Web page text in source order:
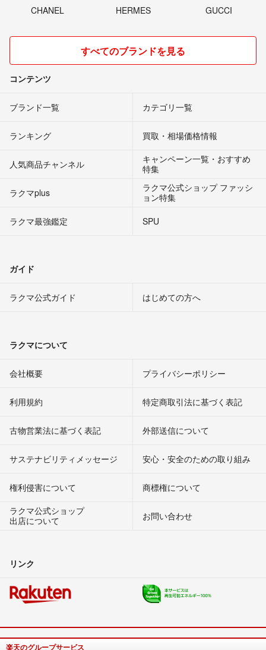
CHANEL HERMES GUCCI
すべてのブランドを見る
コンテンツ
ブランド一覧 カテゴリ一覧
ランキング 買取・相場価格情報
人気商品チャンネル
キャンペーン一覧・おすすめ
特集
ラクマplus
ラクマ公式ショップ ファッシ
ョン特集
ラクマ最強鑑定
SPU
ガイド
ラクマ公式ガイド はじめての方へ
ラクマについて
会社概要 プライバシーポリシー
利用規約 特定商取引法に基づく表記
古物営業法に基づく表記 外部送信について
サステナビリティメッセージ 安心・安全のための取り組み
権利侵害について
商標権について
ラクマ公式ショップ
出店について
お問い合わせ
リンク
楽天のグループサービス